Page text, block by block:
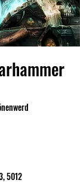
5012